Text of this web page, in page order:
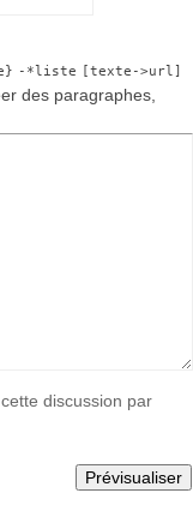
-*liste [texte->url]
des paragraphes,
discussion par